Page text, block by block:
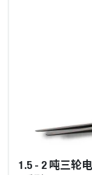
1.5 - 2 吨三轮